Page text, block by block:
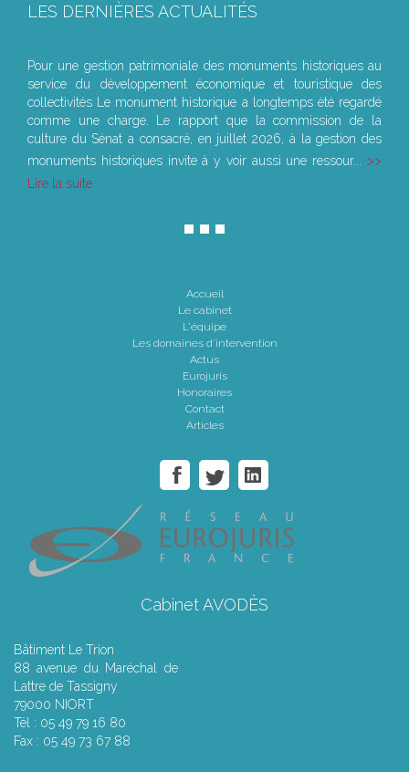
LES DERNIÈRES ACTUALITÉS
Pour une gestion patrimoniale des monuments historiques au
service du développement économique et touristique des
collectivités Le monument historique a longtemps été regardé
comme une charge. Le rapport que la commission de la
culture du Sénat a consacré, en juillet 2026, à la gestion des
monuments historiques invite à y voir aussi une ressour...
Lire la suite
Accueil
Le cabinet
L'équipe
Les domaines d'intervention
Actus
Eurojuris
Honoraires
Contact
Articles
Cabinet AVODÈS
Bâtiment Le Trion
88 avenue du Maréchal de
Lattre de Tassigny
79000 NIORT
Tél : 05 49 79 16 80
Fax : 05 49 73 67 88